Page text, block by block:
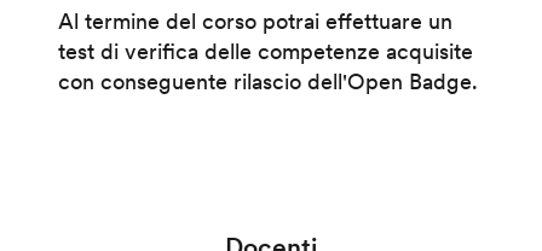
Al termine del corso potrai effettuare un
test di verifica delle competenze acquisite
con conseguente rilascio dell'Open Badge.